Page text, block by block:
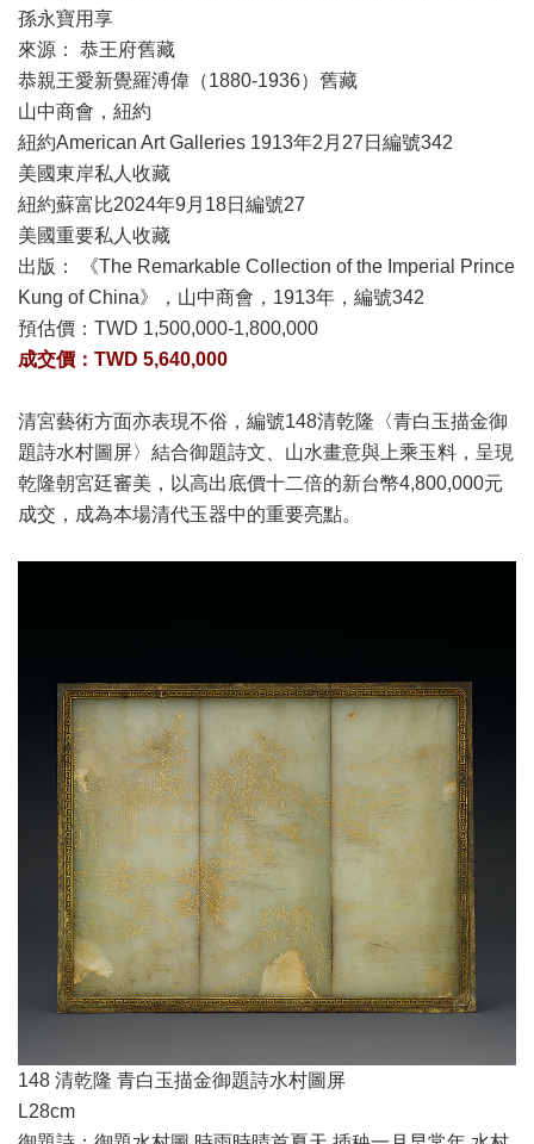
孫永寶用享
來源： 恭王府舊藏
恭親王愛新覺羅溥偉（1880-1936）舊藏
山中商會，紐約
紐約American Art Galleries 1913年2月27日編號342
美國東岸私人收藏
紐約蘇富比2024年9月18日編號27
美國重要私人收藏
出版： 《The Remarkable Collection of the Imperial Prince
Kung of China》，山中商會，1913年，編號342
預估價： TWD 1,500,000-1,800,000
成交價：TWD 5,640,000
清宮藝術方面亦表現不俗，編號148清乾隆〈青白玉描金御
題詩水村圖屏〉結合御題詩文、山水畫意與上乘玉料，呈現
乾隆朝宮廷審美，以高出底價十二倍的新台幣4,800,000元
成交，成為本場清代玉器中的重要亮點。
148 清乾隆 青白玉描金御題詩水村圖屏
L28cm